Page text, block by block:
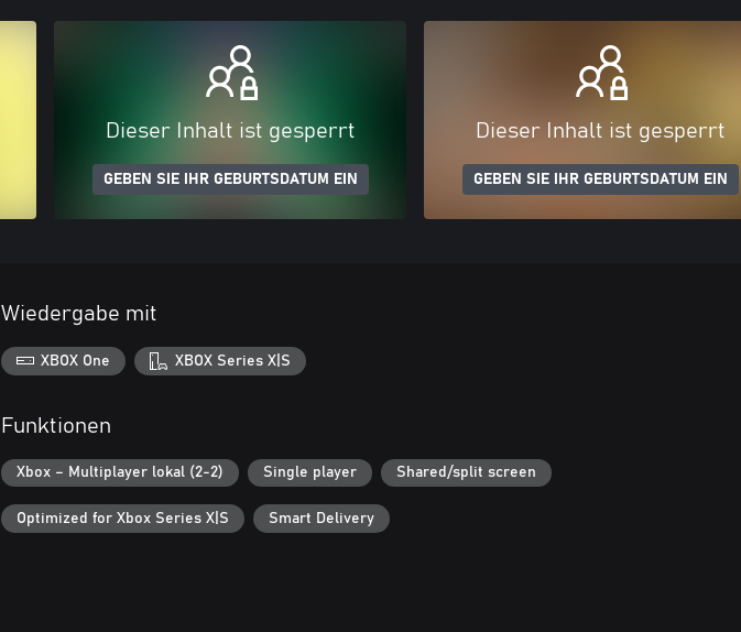
Dieser Inhalt ist gesperrt
GEBEN SIE IHR GEBURTSDATUM EIN
Dieser Inhalt ist gesperrt
GEBEN SIE IHR GEBURTSDATUM EIN
Wiedergabe mit
XBOX One XBOX Series X|S
Funktionen
Xbox – Multiplayer lokal (2-2) Single player Shared/split screen
Optimized for Xbox Series X|S Smart Delivery